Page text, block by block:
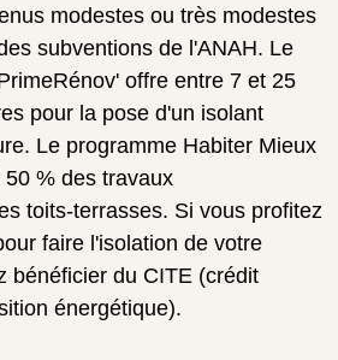
modestes ou très modestes
subventions de l'ANAH. Le
offre entre 7 et 25
pour la pose d'un isolant
Le programme Habiter Mieux
% des travaux
toits-terrasses. Si vous profitez
faire l'isolation de votre
bénéficier du CITE (crédit
énergétique).